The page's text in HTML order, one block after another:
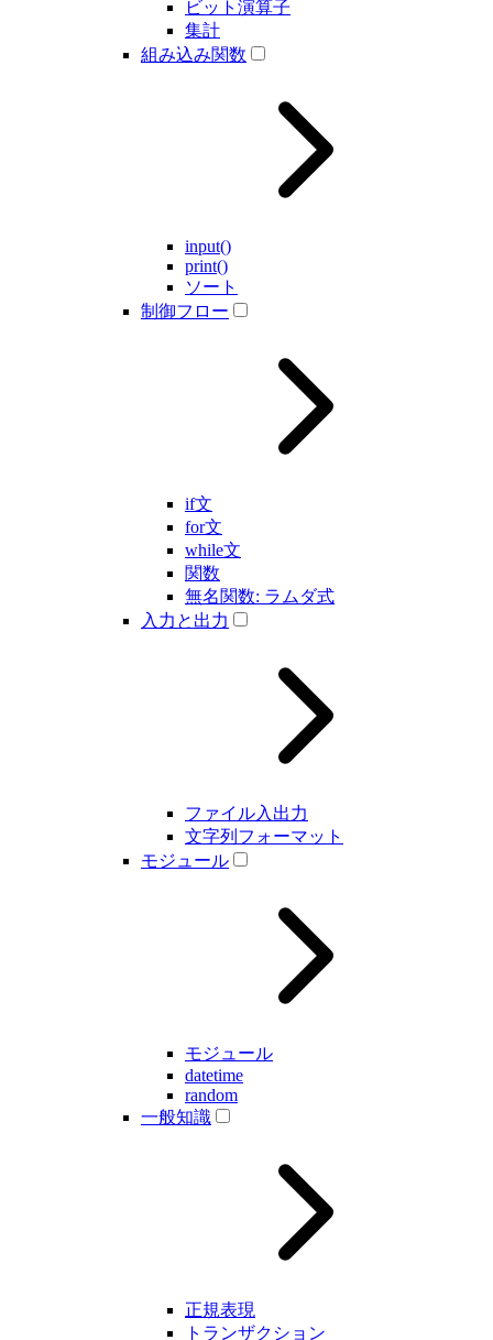
ビット演算子
集計
組み込み関数
input()
print()
ソート
制御フロー
if文
for文
while文
関数
無名関数: ラムダ式
入力と出力
ファイル入出力
文字列フォーマット
モジュール
モジュール
datetime
random
一般知識
正規表現
トランザクション